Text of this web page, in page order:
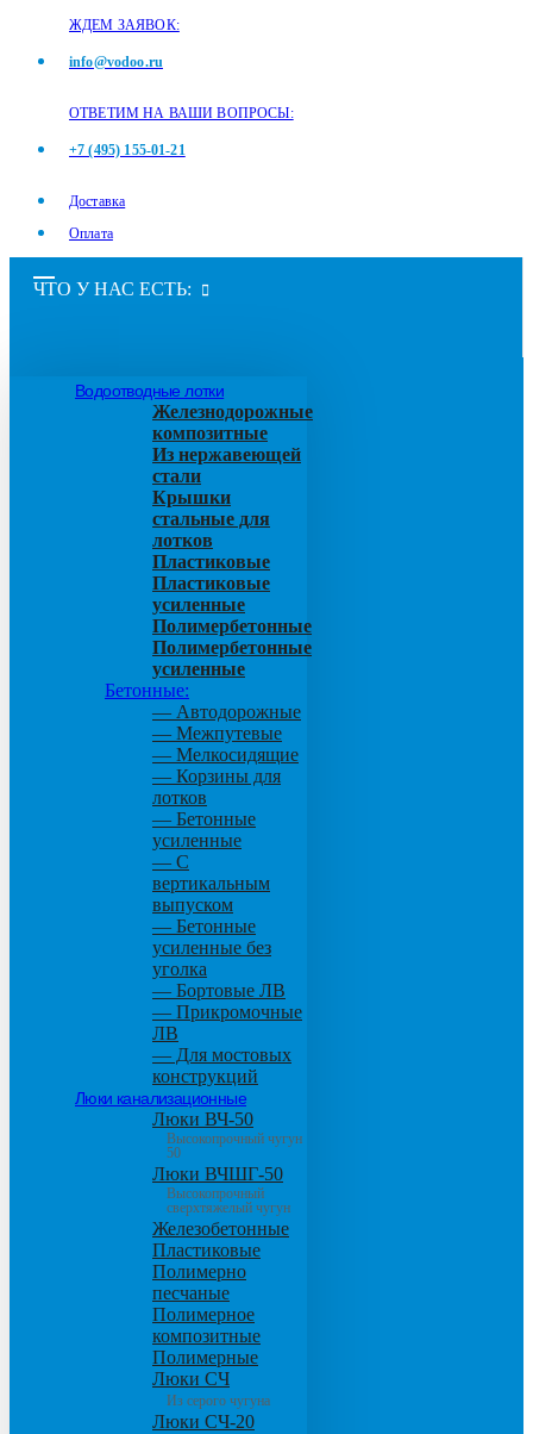
ЖДЕМ ЗАЯВОК:
info@vodoo.ru
ОТВЕТИМ НА ВАШИ ВОПРОСЫ:
+7 (495) 155-01-21
Доставка
Оплата
ЧТО У НАС ЕСТЬ:
Водоотводные лотки
Железнодорожные
композитные
Из нержавеющей
стали
Крышки
стальные для
лотков
Пластиковые
Пластиковые
усиленные
Полимербетонные
Полимербетонные
усиленные
Бетонные:
— Автодорожные
— Межпутевые
— Мелкосидящие
— Корзины для
лотков
— Бетонные
усиленные
— С
вертикальным
выпуском
— Бетонные
усиленные без
уголка
— Бортовые ЛВ
— Прикромочные
ЛВ
— Для мостовых
конструкций
Люки канализационные
Люки ВЧ-50
Высокопрочный чугун
50
Люки ВЧШГ-50
Высокопрочный
сверхтяжелый чугун
Железобетонные
Пластиковые
Полимерно
песчаные
Полимерное
композитные
Полимерные
Люки СЧ
Из серого чугуна
Люки СЧ-20